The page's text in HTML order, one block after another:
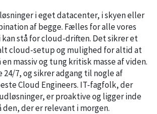
i eget datacenter, i skyen eller
af begge. Fælles for alle vores
kan stå for cloud-driften. Det sikrer et
cloud-setup og mulighed for altid at
massiv og tung kritisk masse af viden.
7, og sikrer adgang til nogle af
Cloud Engineers. IT-fagfolk, der
er proaktive og ligger inde
den, der er relevant i morgen.